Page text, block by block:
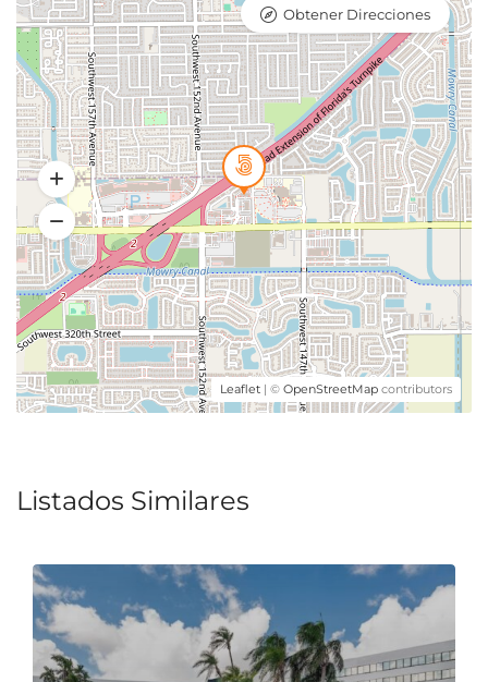
Leaflet | © OpenStreetMap contributors
Obtener Direcciones
Listados Similares